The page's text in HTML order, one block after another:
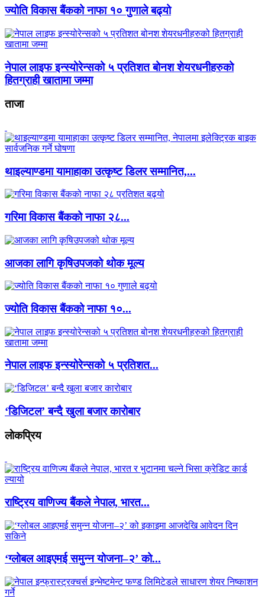
ज्योति विकास बैंकको नाफा १० गुणाले बढ्यो
नेपाल लाइफ इन्स्योरेन्सको ५ प्रतिशत बोनश शेयरधनीहरुको
हितग्राही खातामा जम्मा
ताजा
थाइल्याण्डमा यामाहाका उत्कृष्ट डिलर सम्मानित,...
गरिमा विकास बैंकको नाफा २८...
आजका लागि कृषिउपजको थोक मूल्य
ज्योति विकास बैंकको नाफा १०...
नेपाल लाइफ इन्स्योरेन्सको ५ प्रतिशत...
‘डिजिटल’ बन्दै खुला बजार कारोबार
लाेकप्रिय
राष्ट्रिय वाणिज्य बैंकले नेपाल, भारत...
‘ग्लोबल आइएमई समुन्न योजना–२’ को...